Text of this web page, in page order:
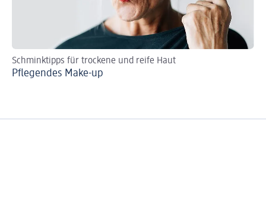
Schminktipps für trockene und reife Haut
Pflegendes Make-up